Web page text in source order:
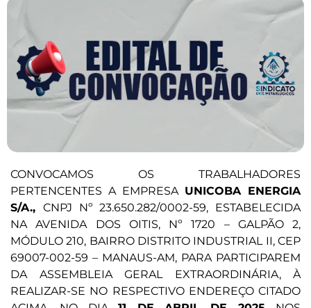
CONVOCAMOS OS TRABALHADORES
PERTENCENTES A EMPRESA UNICOBA ENERGIA
S/A., CNPJ Nº 23.650.282/0002-59, ESTABELECIDA
NA AVENIDA DOS OITIS, Nº 1720 – GALPÃO 2,
MÓDULO 210, BAIRRO DISTRITO INDUSTRIAL II, CEP
69007-002-59 – MANAUS-AM, PARA PARTICIPAREM
DA ASSEMBLEIA GERAL EXTRAORDINÁRIA, À
REALIZAR-SE NO RESPECTIVO ENDEREÇO CITADO